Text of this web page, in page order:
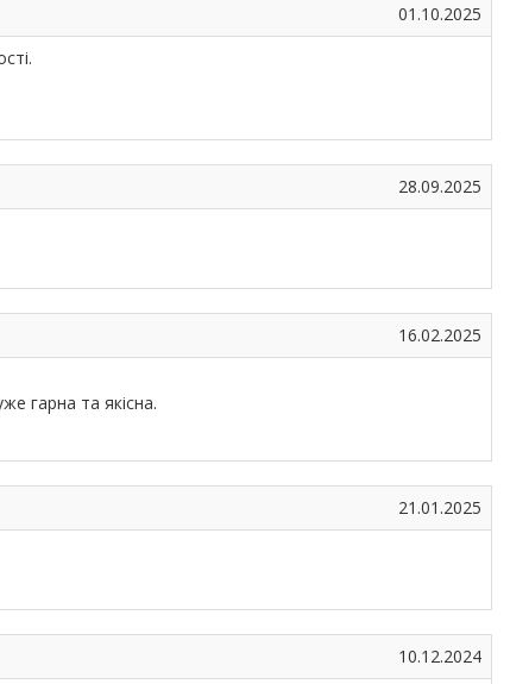
01.10.2025
28.09.2025
16.02.2025
гарна та якісна.
21.01.2025
10.12.2024